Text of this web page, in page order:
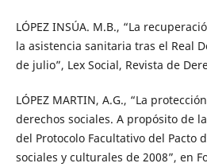
LÓPEZ INSÚA. M.B., “La
la asistencia sanitaria tras el Real
de julio”, Lex Social, Revista de
LÓPEZ MARTIN, A.G., “La
derechos sociales. A propósito de
del Protocolo Facultativo del Pacto
sociales y culturales de 2008”, en